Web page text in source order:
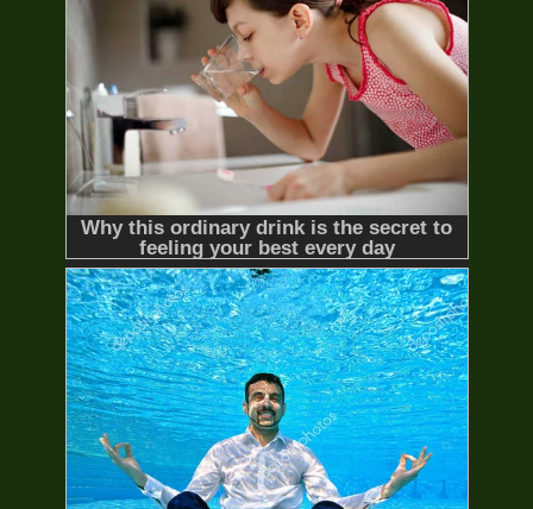
2006
48/48 Lồng Tiếng Hạnh Phúc Trở Về Return Of
Happiness 2015
32/32 Lồng Tiếng Thần Điêu Đại Hiệp Return of the